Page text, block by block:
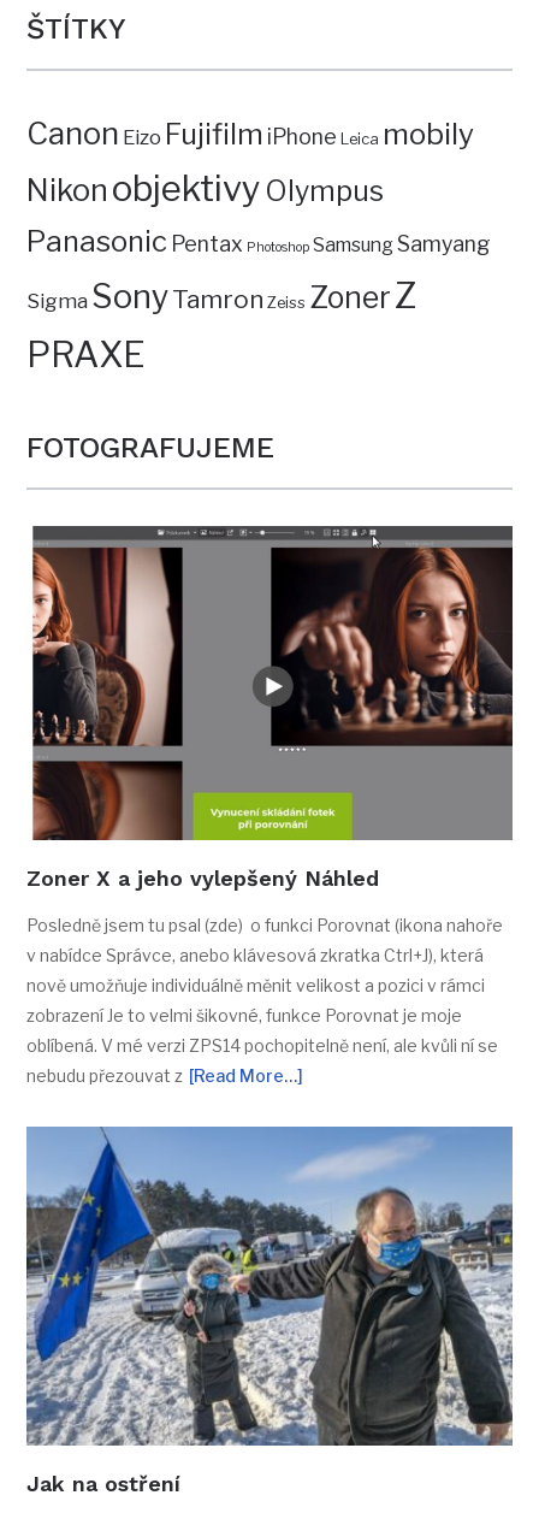
ŠTÍTKY
Canon Eizo Fujifilm iPhone Leica mobily
Nikon objektivy Olympus
Panasonic Pentax Photoshop SamsungSamyang
Sigma SonyTamron Zeiss ZonerZ
PRAXE
FOTOGRAFUJEME
Zoner X a jeho vylepšený Náhled
Posledně jsem tu psal (zde) o funkci Porovnat (ikona nahoře
v nabídce Správce, anebo klávesová zkratka Ctrl+J), která
nově umožňuje individuálně měnit velikost a pozici v rámci
zobrazení Je to velmi šikovné, funkce Porovnat je moje
oblíbená. V mé verzi ZPS14 pochopitelně není, ale kvůli ní se
nebudu přezouvat z [Read More…]
Jak na ostření